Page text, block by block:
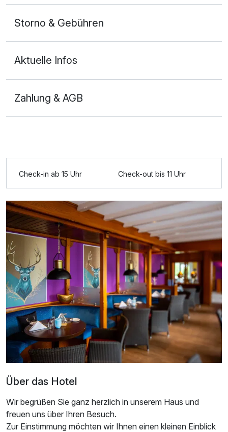
Zusatznächte
Für 2 Tage 104,50 €
Storno & Gebühren
Aktuelle Infos
Zahlung & AGB
Check-in ab 15 Uhr Check-out bis 11 Uhr
Über das Hotel
Wir begrüßen Sie ganz herzlich in unserem Haus und
freuen uns über Ihren Besuch.
Zur Einstimmung möchten wir Ihnen einen kleinen Einblick